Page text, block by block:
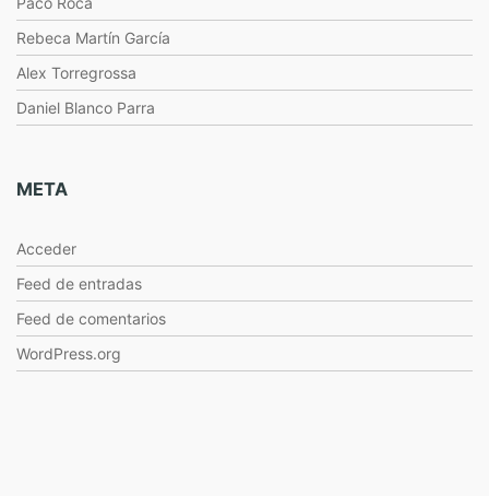
Rebeca Martín García
Alex Torregrossa
Daniel Blanco Parra
META
Acceder
Feed de entradas
Feed de comentarios
WordPress.org